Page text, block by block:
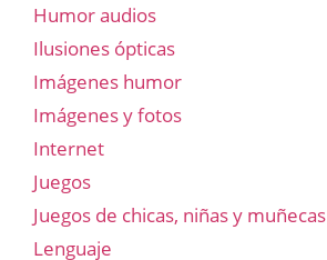
Humor audios
Ilusiones ópticas
Imágenes humor
Imágenes y fotos
Internet
Juegos
Juegos de chicas, niñas y muñecas
Lenguaje